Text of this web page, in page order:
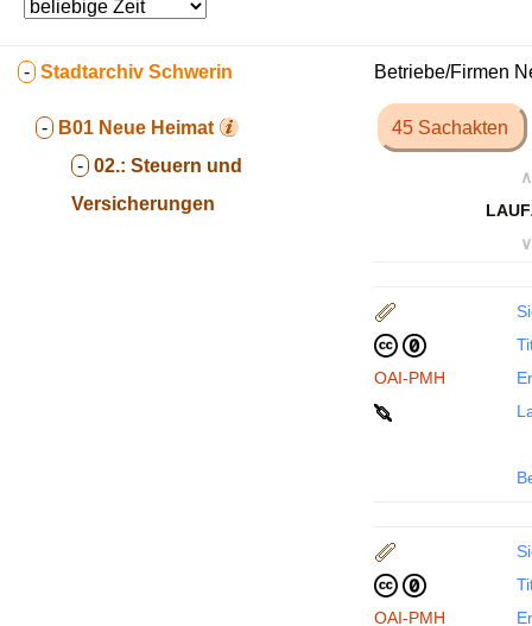
- Stadtarchiv Schwerin
- B01 Neue Heimat
- 02.: Steuern und
Versicherungen
Betriebe/Firmen
45 Sachakten
∧
∨
OAI-PMH
OAI-PMH